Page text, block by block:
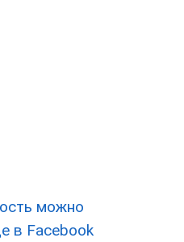
можно
в Facebook